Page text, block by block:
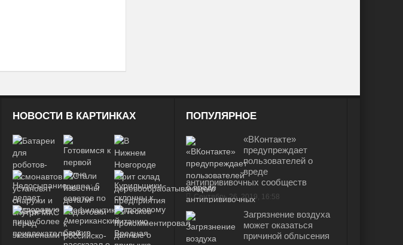
НОВОСТИ В КАРТИНКАХ ПОПУЛЯРНОЕ
«ВКонтакте»
предупреждает
пользователей о
вреде
антипрививочных сообществ
Сентябрь 26, 2019, 16:58
Загрязнение воздуха
может оказаться
причиной облысения